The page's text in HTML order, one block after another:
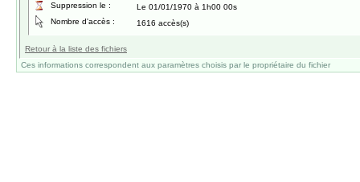
Suppression le :
Le 01/01/1970 à 1h00 00s
Nombre d'accès :
1616 accès(s)
Retour à la liste des fichiers
Ces informations correspondent aux paramètres choisis par le propriétaire du fichier